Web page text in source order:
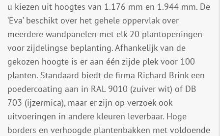
u kiezen uit hoogtes van 1.176 mm en 1.944 mm. De
‘Eva’ beschikt over het gehele oppervlak over
meerdere wandpanelen met elk 20 plantopeningen
voor zijdelingse beplanting. Afhankelijk van de
gekozen hoogte is er aan één zijde plek voor 100
planten. Standaard biedt de firma Richard Brink een
poedercoating aan in RAL 9010 (zuiver wit) of DB
703 (ijzermica), maar er zijn op verzoek ook
uitvoeringen in andere kleuren leverbaar. Hoge
borders en verhoogde plantenbakken met voldoende